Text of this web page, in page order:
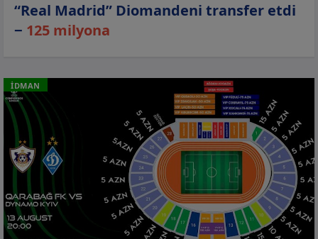
“Real Madrid” Diomandeni transfer etdi
− 125 milyona
İDMAN